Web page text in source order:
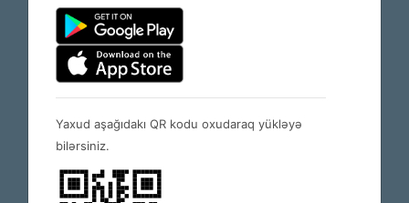
Yaxud aşağıdakı QR kodu oxudaraq yükləyə
bilərsiniz.